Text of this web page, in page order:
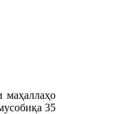
маҳаллаҳо
35